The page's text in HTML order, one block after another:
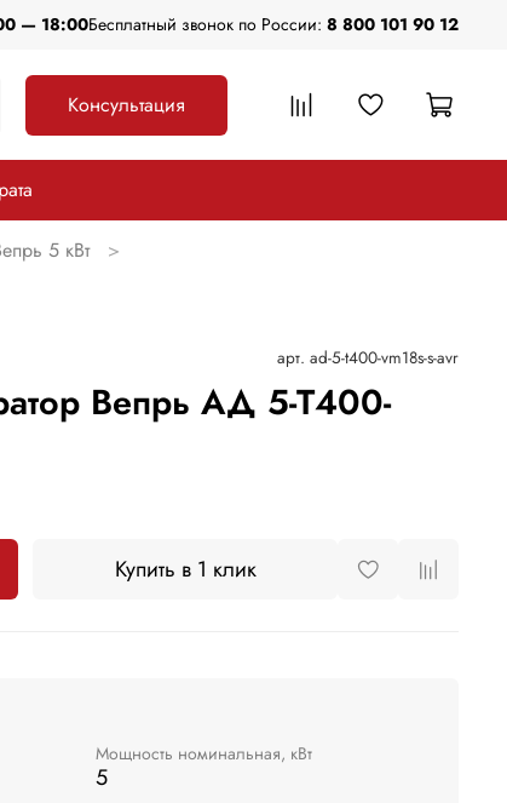
— 18:00Бесплатный звонок по России: 8 800 101 90 12
Консультация
5 кВт
арт. ad-5-t400-vm18s-s-avr
Вепрь АД 5-Т400-
Купить в 1 клик
Мощность номинальная, кВт
5